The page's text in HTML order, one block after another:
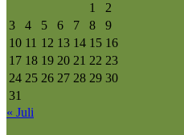
1
2
3
4 5 6 7 8
9
10 11 12 13 14 15 16
17 18 19 20 21 22 23
24 25 26 27 28 29 30
31
« Juli